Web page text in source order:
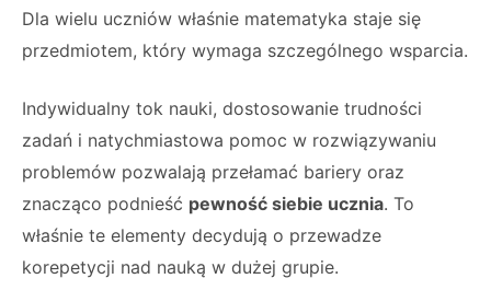
Dla wielu uczniów właśnie matematyka staje się
przedmiotem, który wymaga szczególnego wsparcia.
Indywidualny tok nauki, dostosowanie trudności
zadań i natychmiastowa pomoc w rozwiązywaniu
problemów pozwalają przełamać bariery oraz
znacząco podnieść pewność siebie ucznia. To
właśnie te elementy decydują o przewadze
korepetycji nad nauką w dużej grupie.